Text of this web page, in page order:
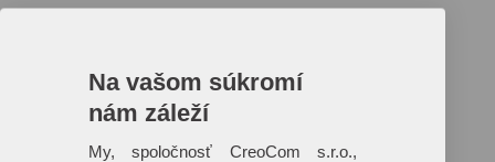
Reklamné predmety s plnofarebnou
potlačou
Na vašom súkromí
nám záleží
My, spoločnosť CreoCom s.r.o.,